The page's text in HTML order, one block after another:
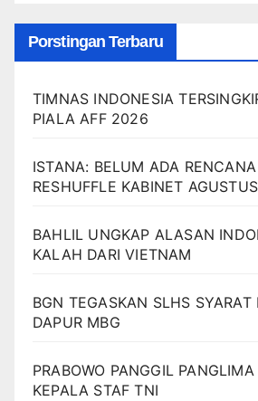
Porstingan Terbaru
TIMNAS INDONESIA
PIALA AFF 2026
ISTANA: BELUM ADA RENCANA
RESHUFFLE KABINET AGUSTUS
BAHLIL UNGKAP ALASAN
KALAH DARI VIETNAM
BGN TEGASKAN SLHS
DAPUR MBG
PRABOWO PANGGIL
KEPALA STAF TNI